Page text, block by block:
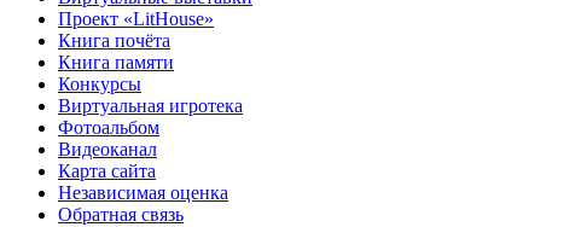
Проект «LitHouse»
Книга почёта
Книга памяти
Конкурсы
Виртуальная игротека
Фотоальбом
Видеоканал
Карта сайта
Независимая оценка
Обратная связь